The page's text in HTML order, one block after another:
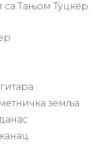
са Тањом Туцкер.
земља
данас